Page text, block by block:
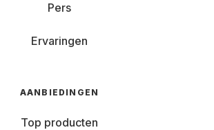
Pers
Ervaringen
AANBIEDINGEN
Top producten